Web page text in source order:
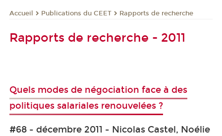
Accueil Publications du CEET Rapports de recherche
Rapports de recherche - 2011
Quels modes de négociation face à des
politiques salariales renouvelées ?
#68 - décembre 2011 - Nicolas Castel, Noélie